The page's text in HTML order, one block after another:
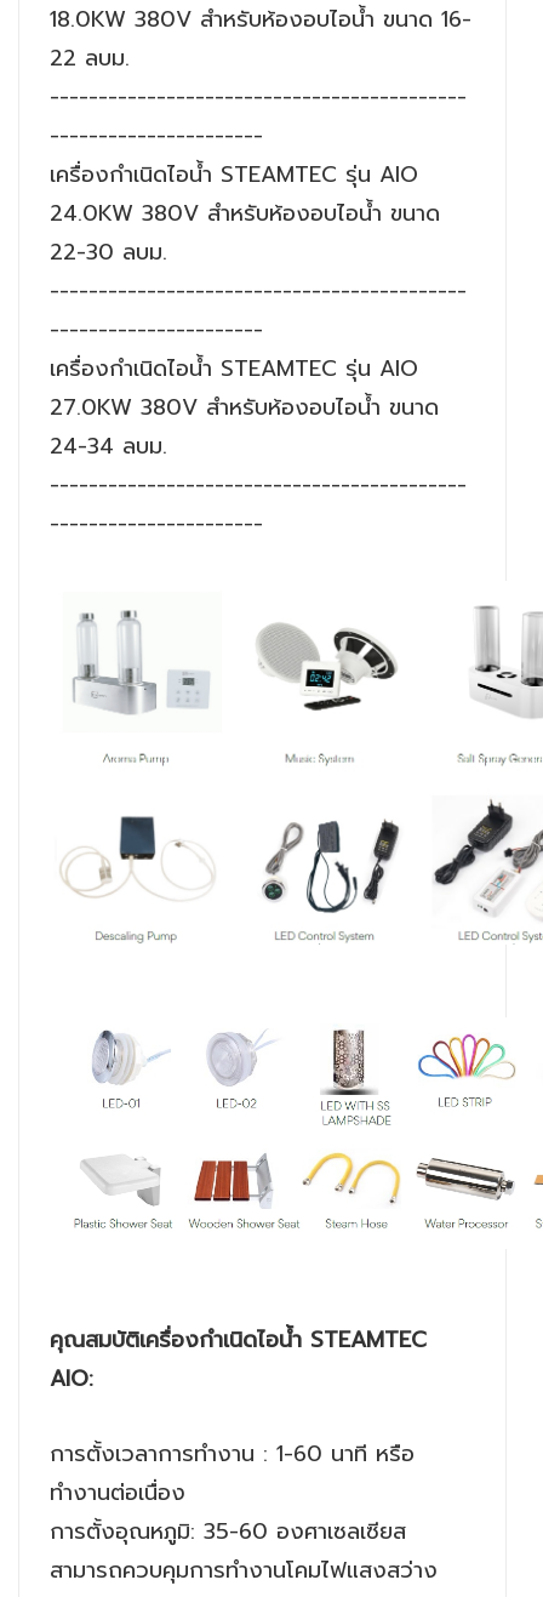
18.0KW 380V สำหรับห้องอบไอน้ำ ขนาด 16-
22 ลบม.
-------------------------------------------
----------------------
เครื่องกำเนิดไอน้ำ STEAMTEC รุ่น AIO
24.0KW 380V สำหรับห้องอบไอน้ำ ขนาด
22-30 ลบม.
-------------------------------------------
----------------------
เครื่องกำเนิดไอน้ำ STEAMTEC รุ่น AIO
27.0KW 380V สำหรับห้องอบไอน้ำ ขนาด
24-34 ลบม.
-------------------------------------------
----------------------
คุณสมบัติเครื่องกำเนิดไอน้ำ STEAMTEC
AIO:
การตั้งเวลาการทำงาน : 1-60 นาที หรือ
ทำงานต่อเนื่อง
การตั้งอุณหภูมิ: 35-60 องศาเซลเซียส
สามารถควบคุมการทำงานโคมไฟแสงสว่าง